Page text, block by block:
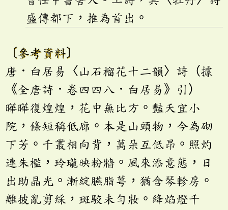
盛傳都下，推為首出。
〔參考資料〕
唐．白居易〈山石榴花十二韻〉詩（據
《全唐詩．卷四四八．白居易》引）
曄曄復煌煌，花中無比方。豔夭宜小
院，條短稱低廊。本是山頭物，今為砌
下芳。千叢相向背，萬朵互低昂。照灼
連朱檻，玲瓏映粉牆。風來添意態，日
出助晶光。漸綻臙脂萼，猶含琴軫房。
離披亂剪綵，斑駮未勻妝。絳焰燈千